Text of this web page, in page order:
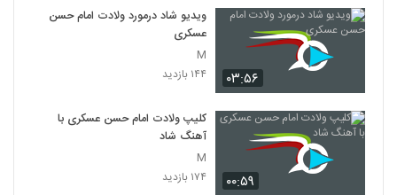
۰۳:۵۶
ویدیو شاد درمورد ولادت امام حسن
عسکری
M
۱۴۴ بازدید
۰۰:۵۹
کلیپ ولادت امام حسن عسکری با
آهنگ شاد
M
۱۷۴ بازدید